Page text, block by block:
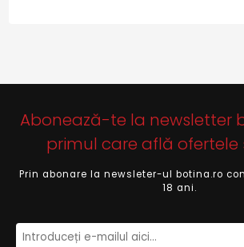
Abonează-te la newsletter
primul care află ofertele
Prin abonare la newsleter-ul botina.ro
18 ani.